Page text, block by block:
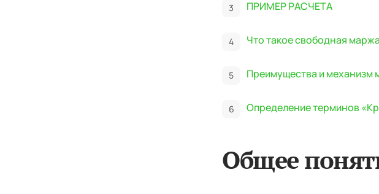
ПРИМЕР РАСЧЕТА
Что такое свободная
Преимущества и механизм
Определение терминов
Общее